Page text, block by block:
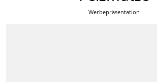
Werbepräsentation